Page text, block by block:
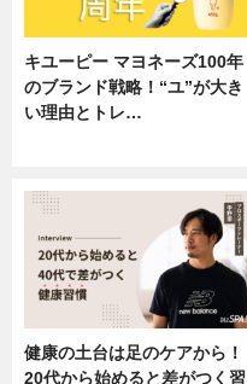
キユーピー マヨネーズ100年
のブランド戦略！“ユ”が大き
い理由とトレ…
健康の土台は足のケアから！
20代から始めると差がつく習